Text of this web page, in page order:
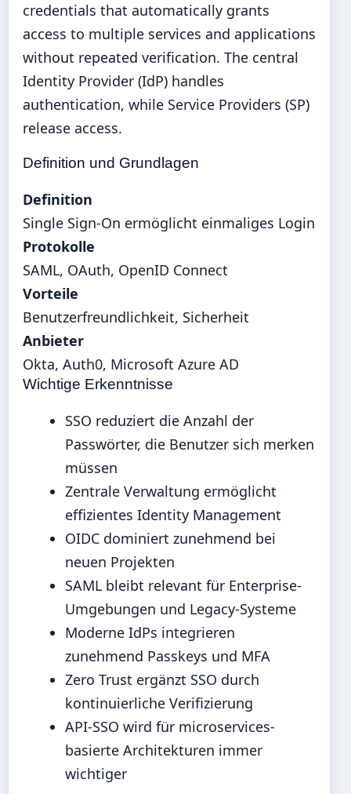
credentials that automatically grants
access to multiple services and applications
without repeated verification. The central
Identity Provider (IdP) handles
authentication, while Service Providers (SP)
release access.
Definition und Grundlagen
Definition
Single Sign-On ermöglicht einmaliges Login
Protokolle
SAML, OAuth, OpenID Connect
Vorteile
Benutzerfreundlichkeit, Sicherheit
Anbieter
Okta, Auth0, Microsoft Azure AD
Wichtige Erkenntnisse
SSO reduziert die Anzahl der
Passwörter, die Benutzer sich merken
müssen
Zentrale Verwaltung ermöglicht
effizientes Identity Management
OIDC dominiert zunehmend bei
neuen Projekten
SAML bleibt relevant für Enterprise-
Umgebungen und Legacy-Systeme
Moderne IdPs integrieren
zunehmend Passkeys und MFA
Zero Trust ergänzt SSO durch
kontinuierliche Verifizierung
API-SSO wird für microservices-
basierte Architekturen immer
wichtiger